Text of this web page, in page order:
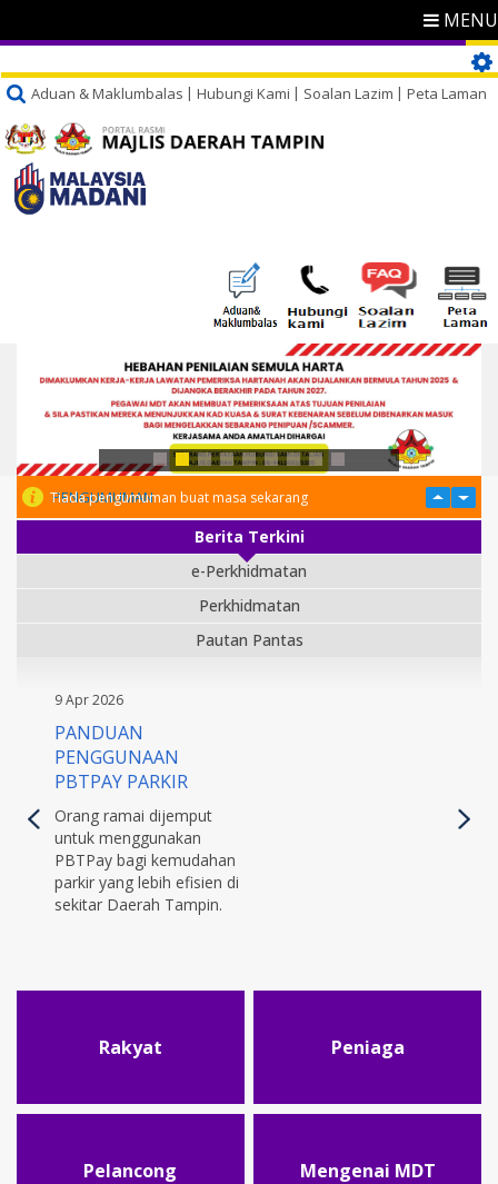
MENU
Aduan & Maklumbalas Hubungi Kami Soalan Lazim Peta Laman
PENGUMUMAN
Tiada pengumuman buat masa sekarang
Berita Terkini
e-Perkhidmatan
Perkhidmatan
Pautan Pantas
9 Apr 2026
PANDUAN
PENGGUNAAN
PBTPAY PARKIR
Orang ramai dijemput
untuk menggunakan
PBTPay bagi kemudahan
parkir yang lebih efisien di
sekitar Daerah Tampin.
Rakyat Peniaga
Pelancong Mengenai MDT